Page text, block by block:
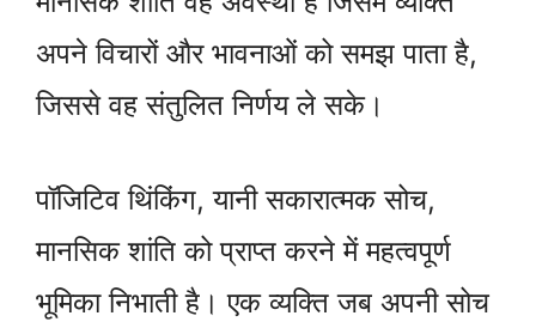
अपने विचारों और भावनाओं को समझ पाता है,
जिससे वह संतुलित निर्णय ले सके।
पॉजिटिव थिंकिंग, यानी सकारात्मक सोच,
मानसिक शांति को प्राप्त करने में महत्वपूर्ण
भूमिका निभाती है। एक व्यक्ति जब अपनी सोच